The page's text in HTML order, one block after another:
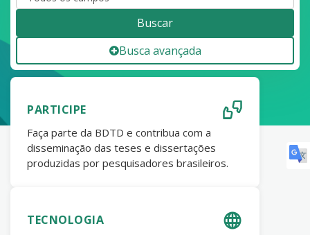
Buscar
Busca avançada
PARTICIPE
Faça parte da BDTD e contribua com a
disseminação das teses e dissertações
produzidas por pesquisadores brasileiros.
TECNOLOGIA